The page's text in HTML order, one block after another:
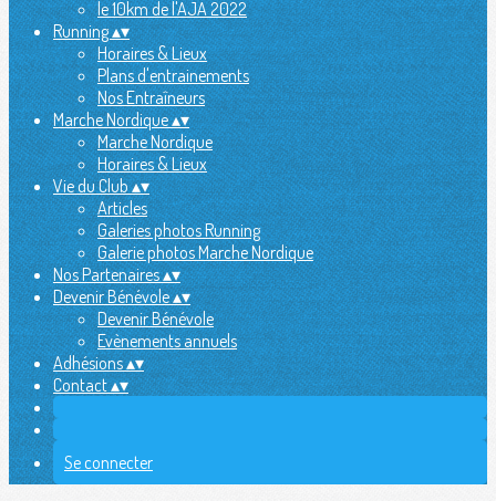
le 10km de l'AJA 2022
Running▴▾
Horaires & Lieux
Plans d'entrainements
Nos Entraîneurs
Marche Nordique▴▾
Marche Nordique
Horaires & Lieux
Vie du Club▴▾
Articles
Galeries photos Running
Galerie photos Marche Nordique
Nos Partenaires▴▾
Devenir Bénévole▴▾
Devenir Bénévole
Evènements annuels
Adhésions▴▾
Contact▴▾
Se connecter